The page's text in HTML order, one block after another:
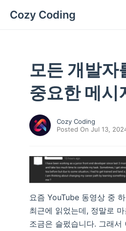
Cozy Coding
모든 개발자
중요한 메시
Cozy Coding
Posted On Jul 13,
요즘 YouTube 동영상 중
최근에 읽었는데, 정말로
조금은 슬펐습니다. 그래서